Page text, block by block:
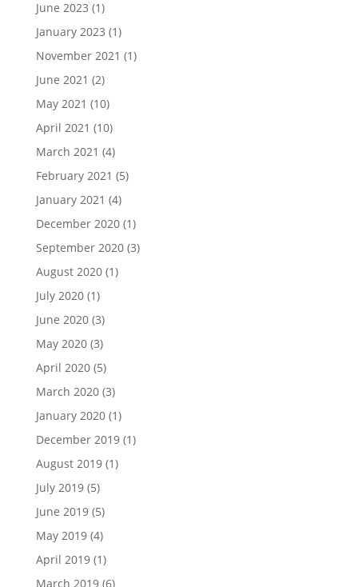
June 2023 (1)
January 2023 (1)
November 2021 (1)
June 2021 (2)
May 2021 (10)
April 2021 (10)
March 2021 (4)
February 2021 (5)
January 2021 (4)
December 2020(1)
September 2020(3)
August 2020(1)
July 2020(1)
June 2020(3)
May 2020(3)
April 2020(5)
March 2020(3)
January 2020(1)
December 2019(1)
August 2019(1)
July 2019(5)
June 2019(5)
May 2019(4)
April 2019(1)
March 2019(6)